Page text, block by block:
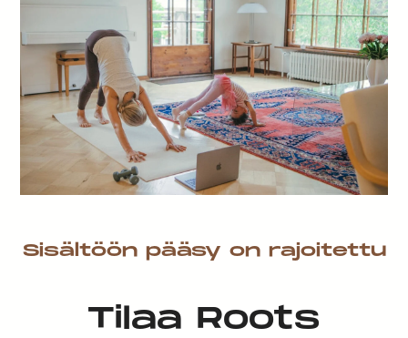
Sisältöön pääsy on rajoitettu
Tilaa Roots